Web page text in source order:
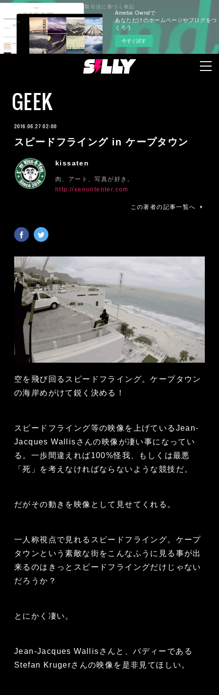
Ameba Owndで
あなただけのホームページやブログをつ
くろう
今すぐ試す
GEEK
2016.06.27 02:00
スピードフライング in ケープタウン
kissaten
肉、アート、写真が好き。
http://xenontenter.com
この著者の記事一覧へ
空を飛び回るスピードフライング。ケープタウン
の海岸めがけて鋭く決める！
スピードフライング等の映像を上げているJean-
Jacques Wallisさんの映像が凄い事になってい
る。一歩間違えれば100%怪我、もしくは最悪
「死」を考えなければならないような競技だ。
だがその動きを映像として見せてくれる。
一人称視点で見れるスピードフライング。ケープ
タウンという素敵な街をこんなふうに見る事が出
来るのはきっとスピードフライングだけじゃない
だろうか？
とにかく凄い。
Jean-Jacques Wallisさんと、バディーである
Stefan Krugerさんの映像を是非見てほしい。
プライバシーポリシー 特定商取引法に基づく表記